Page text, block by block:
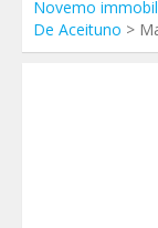
Novemo
De Aceituno >